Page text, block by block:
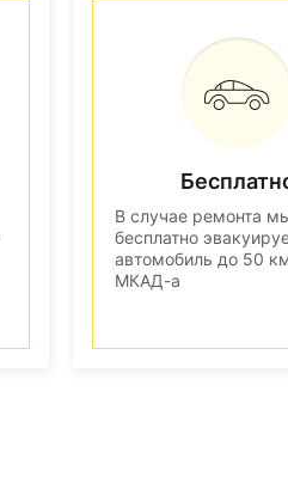
В случае ремонта
бесплатно
автомобиль до 50
МКАД-а